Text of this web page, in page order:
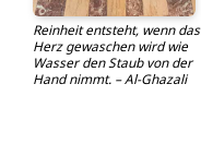
Reinheit entsteht, wenn das
Herz gewaschen wird wie
Wasser den Staub von der
Hand nimmt. – Al-Ghazali